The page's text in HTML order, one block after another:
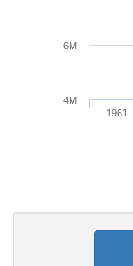
1961
4M
6M